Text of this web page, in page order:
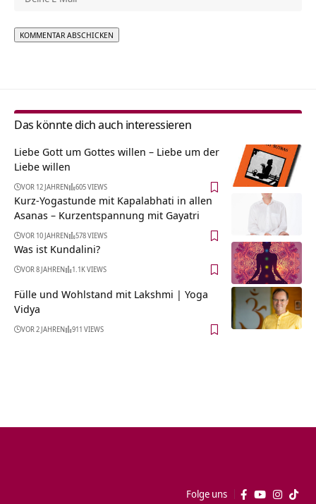
Das könnte dich auch interessieren
Liebe Gott um Gottes willen – Liebe um der
Liebe willen
VOR 12 JAHREN 605 VIEWS
Kurz-Yogastunde mit Kapalabhati in allen
Asanas – Kurzentspannung mit Gayatri
VOR 10 JAHREN 578 VIEWS
Was ist Kundalini?
VOR 8 JAHREN 1.1K VIEWS
Fülle und Wohlstand mit Lakshmi | Yoga
Vidya
VOR 2 JAHREN 911 VIEWS
Folge uns